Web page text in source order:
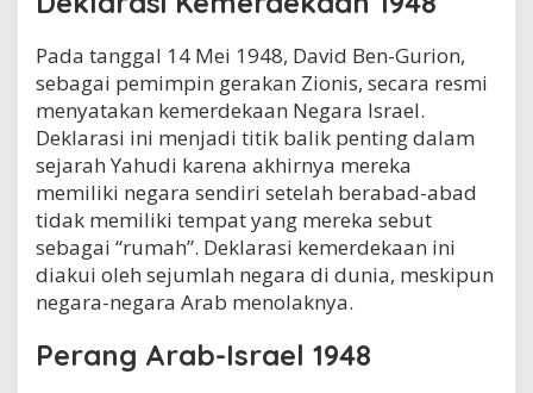
Pada tanggal 14 Mei 1948, David Ben-Gurion,
sebagai pemimpin gerakan Zionis, secara resmi
menyatakan kemerdekaan Negara Israel.
Deklarasi ini menjadi titik balik penting dalam
sejarah Yahudi karena akhirnya mereka
memiliki negara sendiri setelah berabad-abad
tidak memiliki tempat yang mereka sebut
sebagai “rumah”. Deklarasi kemerdekaan ini
diakui oleh sejumlah negara di dunia, meskipun
negara-negara Arab menolaknya.
Perang Arab-Israel 1948